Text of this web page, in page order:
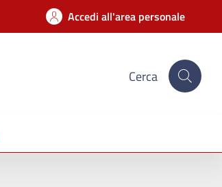
Accedi all'area personale
Cerca